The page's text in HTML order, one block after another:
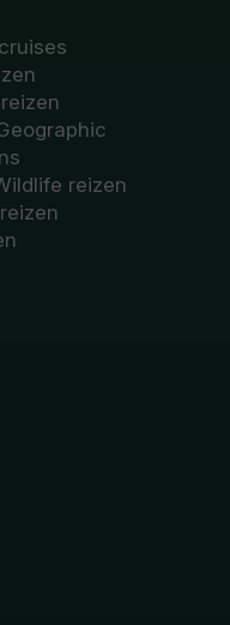
reizen